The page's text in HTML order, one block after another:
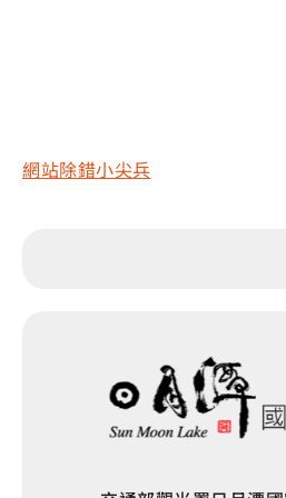
網站除錯小尖兵